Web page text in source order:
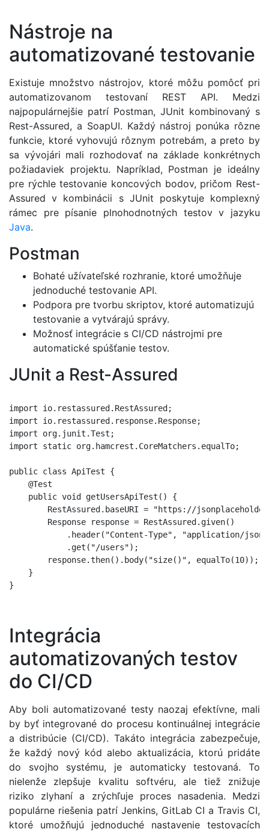
Nástroje na
automatizované testovanie
Existuje množstvo nástrojov, ktoré môžu pomôcť pri
automatizovanom testovaní REST API. Medzi
najpopulárnejšie patrí Postman, JUnit kombinovaný s
Rest-Assured, a SoapUI. Každý nástroj ponúka rôzne
funkcie, ktoré vyhovujú rôznym potrebám, a preto by
sa vývojári mali rozhodovať na základe konkrétnych
požiadaviek projektu. Napríklad, Postman je ideálny
pre rýchle testovanie koncových bodov, pričom Rest-
Assured v kombinácii s JUnit poskytuje komplexný
rámec pre písanie plnohodnotných testov v jazyku
Java.
Postman
Bohaté užívateľské rozhranie, ktoré umožňuje
jednoduché testovanie API.
Podpora pre tvorbu skriptov, ktoré automatizujú
testovanie a vytvárajú správy.
Možnosť integrácie s CI/CD nástrojmi pre
automatické spúšťanie testov.
JUnit a Rest-Assured
import io.restassured.RestAssured;
import io.restassured.response.Response;
import org.junit.Test;
import static org.hamcrest.CoreMatchers.equalTo;
public class ApiTest {
    @Test
    public void getUsersApiTest() {
RestAssured.baseURI = "https://
        Response response = RestAssured.given()
.header("Content-Type", "application/
            .get("/users");
        response.then().body("size()", equalTo(10));
    }
Integrácia
automatizovaných testov
do CI/CD
Aby boli automatizované testy naozaj efektívne, mali
by byť integrované do procesu kontinuálnej integrácie
a distribúcie (CI/CD). Takáto integrácia zabezpečuje,
že každý nový kód alebo aktualizácia, ktorú pridáte
do svojho systému, je automaticky testovaná. To
nielenže zlepšuje kvalitu softvéru, ale tiež znižuje
riziko zlyhaní a zrýchľuje proces nasadenia. Medzi
populárne riešenia patrí Jenkins, GitLab CI a Travis CI,
ktoré umožňujú jednoduché nastavenie testovacích